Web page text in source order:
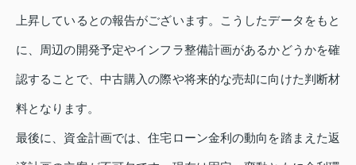
上昇しているとの報告がございます。こうしたデータをもと
に、周辺の開発予定やインフラ整備計画があるかどうかを確
認することで、中古購入の際や将来的な売却に向けた判断材
料となります。
最後に、資金計画では、住宅ローン金利の動向を踏まえた返